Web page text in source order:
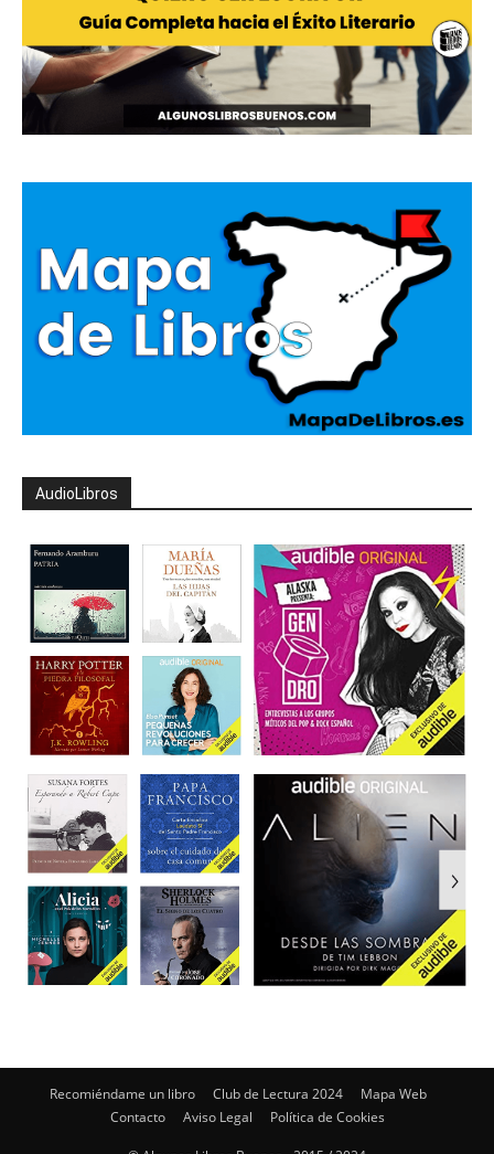
AudioLibros
Recomiéndame un libro Club de Lectura 2024
Mapa Web
Contacto
Aviso Legal Política de Cookies